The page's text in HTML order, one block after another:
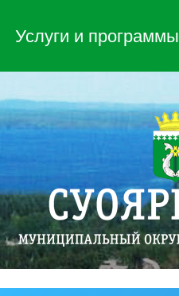
Услуги и программы